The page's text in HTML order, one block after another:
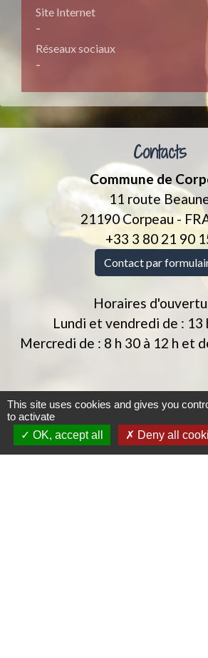
Site Internet
-
Réseaux sociaux
-
Contacts
Commune de
11 route
21190 Corpeau -
+33 3 80 21 90
Contact par
Horaires
Lundi et vendredi de : 13
Mercredi de : 8 h 30 à 12 h et
This site uses cookies and gives you
to activate
OK, accept all
Deny all